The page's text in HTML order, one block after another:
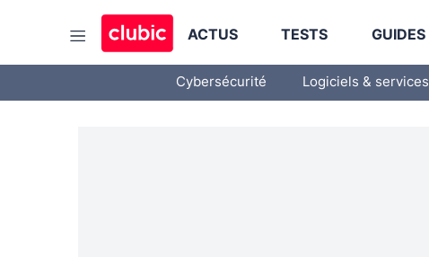
ACTUS TESTS GUIDES
Cybersécurité Logiciels & services